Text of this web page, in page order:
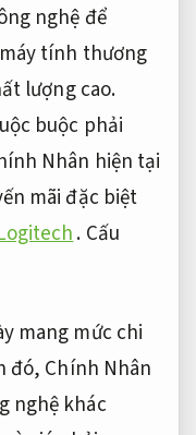
nghệ để
tính thương
lượng cao.
buộc phải
Nhân hiện tại
mãi đặc biệt
. Cấu
mang mức chi
đó, Chính Nhân
nghệ khác